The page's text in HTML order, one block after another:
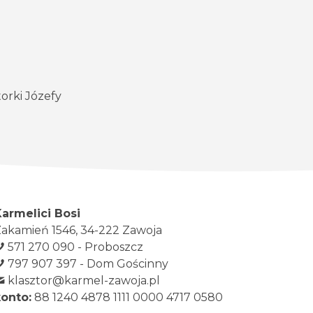
Józefy
Bosi
1546, 34-222 Zawoja
571 270 090 - Proboszcz
797 907 397 - Dom Gościnny
klasztor@karmel-zawoja.pl
88 1240 4878 1111 0000 4717 0580